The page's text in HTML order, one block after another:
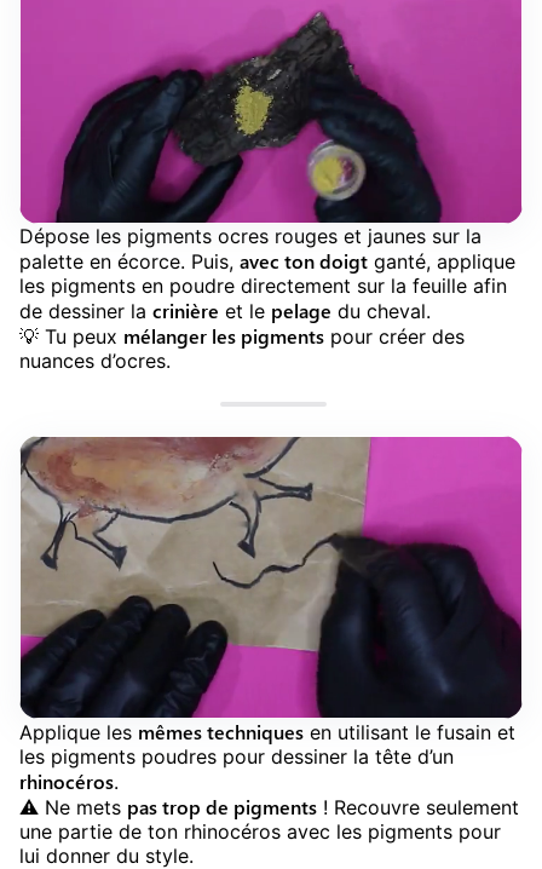
Dépose les pigments ocres rouges et jaunes sur la
palette en écorce. Puis, avec ton doigt ganté, applique
les pigments en poudre directement sur la feuille afin
de dessiner la crinière et le pelage du cheval.
💡 Tu peux mélanger les pigments pour créer des
nuances d’ocres.
Applique les mêmes techniques en utilisant le fusain et
les pigments poudres pour dessiner la tête d’un
rhinocéros.
⚠️ Ne mets pas trop de pigments ! Recouvre seulement
une partie de ton rhinocéros avec les pigments pour
lui donner du style.